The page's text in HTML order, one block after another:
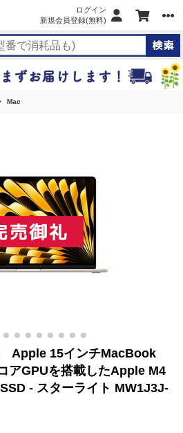
ログイン
新規会員登録(無料)
Mac
Apple 15インチMacBook
アGPUを搭載したApple M4
- スターライト MW1J3J-